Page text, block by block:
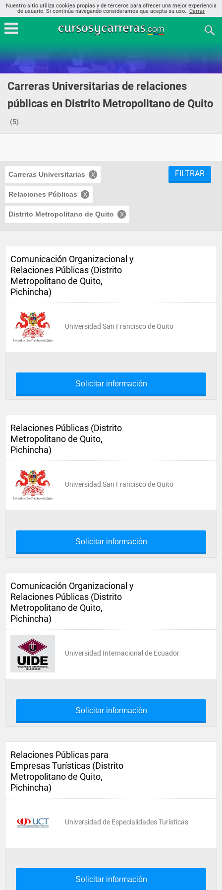
Nuestro sitio utiliza cookies propias y de terceros para ofrecer una mejor experiencia
de usuario. Si continúa navegando consideramos que acepta su uso.. Cerrar
Carreras Universitarias de relaciones
públicas en Distrito Metropolitano de Quito
(5)
Carreras Universitarias
Relaciones Públicas
Distrito Metropolitano de Quito
FILTRAR
Comunicación Organizacional y
Relaciones Públicas (Distrito
Metropolitano de Quito,
Pichincha)
Universidad San Francisco de Quito
Solicitar información
Relaciones Públicas (Distrito
Metropolitano de Quito,
Pichincha)
Universidad San Francisco de Quito
Solicitar información
Comunicación Organizacional y
Relaciones Públicas (Distrito
Metropolitano de Quito,
Pichincha)
Universidad Internacional de Ecuador
Solicitar información
Relaciones Públicas para
Empresas Turísticas (Distrito
Metropolitano de Quito,
Pichincha)
Universidad de Especialidades Turísticas
Solicitar información